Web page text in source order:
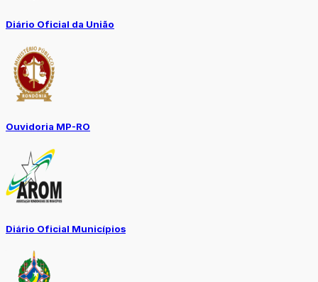
Diário Oficial da União
Ouvidoria MP-RO
Diário Oficial Municípios